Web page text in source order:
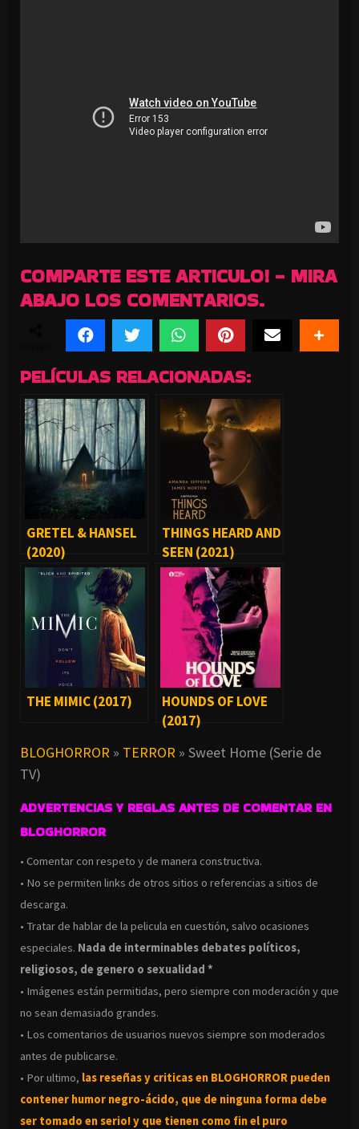
COMPARTE ESTE ARTICULO! - MIRA
ABAJO LOS COMENTARIOS.
PELÍCULAS RELACIONADAS:
GRETEL & HANSEL
(2020)
THINGS HEARD AND
SEEN (2021)
THE MIMIC (2017)
HOUNDS OF LOVE
(2017)
BLOGHORROR » TERROR » Sweet Home (Serie de
TV)
ADVERTENCIAS Y REGLAS ANTES DE COMENTAR EN
BLOGHORROR
• Comentar con respeto y de manera constructiva.
• No se permiten links de otros sitios o referencias a sitios de
descarga.
• Tratar de hablar de la pelicula en cuestión, salvo ocasiones
especiales. Nada de interminables debates políticos,
religiosos, de genero o sexualidad *
• Imágenes están permitidas, pero siempre con moderación y que
no sean demasiado grandes.
• Los comentarios de usuarios nuevos siempre son moderados
antes de publicarse.
• Por ultimo, las reseñas y criticas en BLOGHORROR pueden
contener humor negro-ácido, que de ninguna forma debe
ser tomado en serio! y que tienen como fin el puro